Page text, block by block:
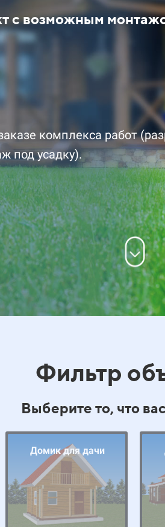
с возможным
комплекса работ
под усадку).
за комплект со
Заказать
1 892
Фильтр
Выберите то, что
Домик для дачи